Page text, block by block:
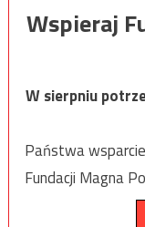
Wspieraj
W sierpniu
Państwa
Fundacji Magna